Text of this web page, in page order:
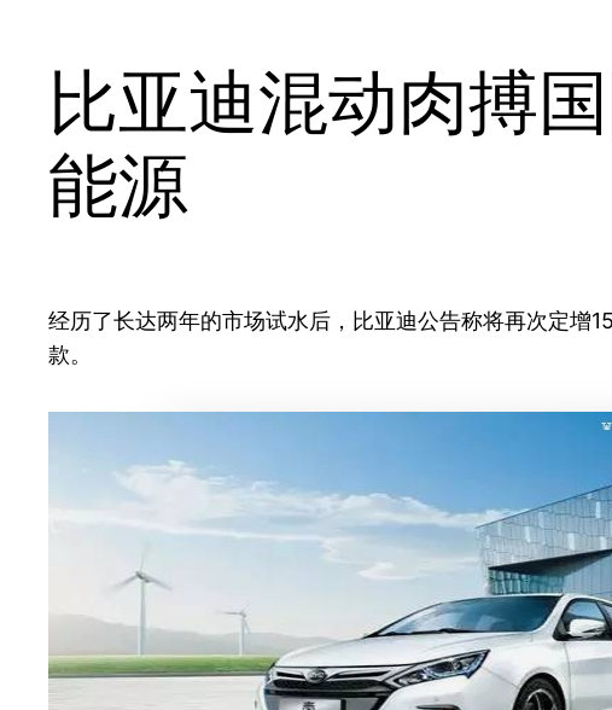
比亚迪混动肉搏
能源
经历了长达两年的市场试水后，比亚迪公告称将再次定增
款。